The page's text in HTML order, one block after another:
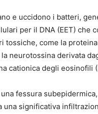
e uccidono i batteri,
per il DNA (EET) che
tossiche, come la
la neurotossina derivata
cationica degli eosinofili
fessura subepidermica,
una significativa